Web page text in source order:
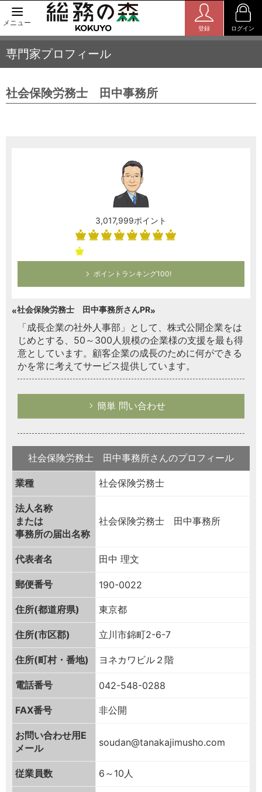
メニュー
登録 ログイン
専門家プロフィール
社会保険労務士 田中事務所
3,017,999ポイント
ポイントランキング100!
社会保険労務士 田中事務所さんPR
「成長企業の社外人事部」として、株式公開企業をは
じめとする、50～300人規模の企業様の支援を最も得
意としています。顧客企業の成長のために何ができる
かを常に考えてサービス提供しています。
簡単 問い合わせ
社会保険労務士 田中事務所さんのプロフィール
業種 社会保険労務士
法人名称
または
事務所の届出名称
社会保険労務士 田中事務所
代表者名 田中 理文
郵便番号 190-0022
住所(都道府県) 東京都
住所(市区郡) 立川市錦町2-6-7
住所(町村・番地) ヨネカワビル２階
電話番号 042-548-0288
FAX番号 非公開
お問い合わせ用 E
メール
soudan@tanakajimusho.com
従業員数 6～10人